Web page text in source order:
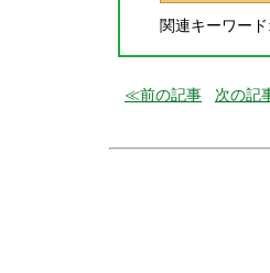
関連キーワード:
前の記事 次の記